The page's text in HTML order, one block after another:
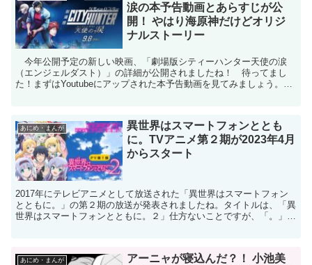
涙の本予告動画とあらすじが公
開！ やはり海原神だけどオリジ
ナルストーリー
今年公開予定の新しい映画、「劇場版シティーハンター天使の涙
（エンジェルダスト）」の詳細が公開されましたね！ 待ってまし
た！まずはYoutubeにアップされた本予告動画を見てみましょう。
あにめ・まんが
異世界はスマートフォンととも
に。TVアニメ第２期が2023年4月
からスタート
2017年にテレビアニメとして放送された「異世界はスマートフォン
とともに。」の第２期の放送が発表されましたね。タイトルは、「異
世界はスマートフォンとともに。２」仕方ないことですが、「。」の
あにめ・まんが
アーニャが寝込んだ？！ 小池美